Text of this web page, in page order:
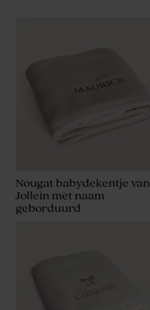
Nougat babydekentje van
Jollein met naam
geborduurd